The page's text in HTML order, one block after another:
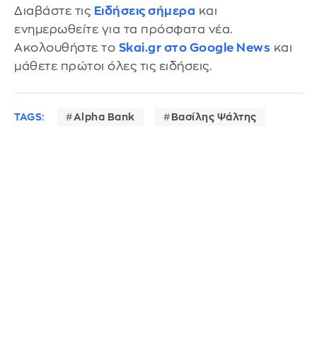
Διαβάστε τις Ειδήσεις σήμερα και
ενημερωθείτε για τα πρόσφατα νέα.
Ακολουθήστε το Skai.gr στο Google News και
μάθετε πρώτοι όλες τις ειδήσεις.
TAGS: Alpha Bank Βασίλης Ψάλτης